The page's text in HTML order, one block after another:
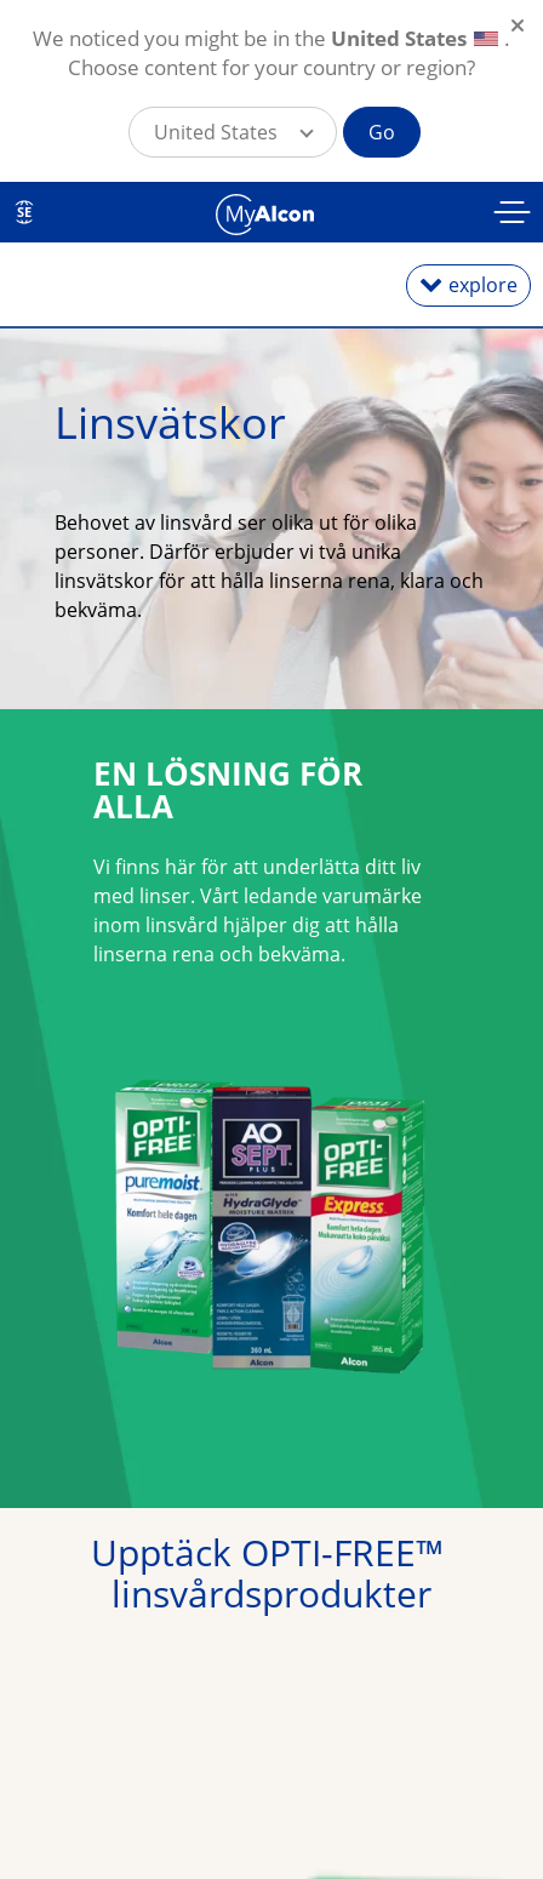
Skip to main content
SE
explore
Endagslinser
Toriska linser för astigmatism
Multifokala linser
Färgade linser
Linsvätskor
Linsvätskor
Behovet av linsvård ser olika ut för olika
personer. Därför erbjuder vi två unika
linsvätskor för att hålla linserna rena, klara och
bekväma.
EN LÖSNING FÖR
ALLA
Vi finns här för att underlätta ditt liv
med linser. Vårt ledande varumärke
inom linsvård hjälper dig att hålla
linserna rena och bekväma.
Upptäck OPTI-FREE™
linsvårdsprodukter
We noticed you might be in the United States
.
Choose content for your country or region?
United States Go